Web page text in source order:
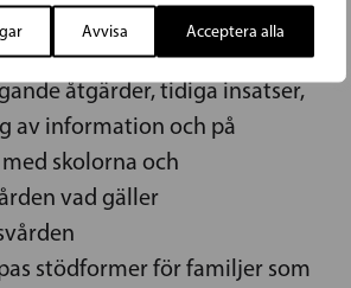
Avvisa Acceptera alla
nya välfärdsområdena satsar
åtgärder, tidiga insatser,
av information och på
skolorna och
vad gäller
stödformer för familjer som